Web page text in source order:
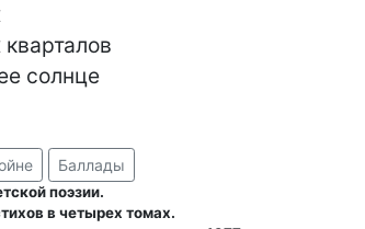
солнце
Баллады
поэзии.
в четырех томах.